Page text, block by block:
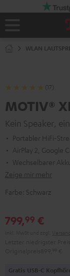
WLAN
(17)
MOTIV®
Kein Speaker,
Portabler HiFi-
AirPlay 2, Google
Wechselbarer
Zeige mir mehr
Farbe: Schwarz
799,99 €
Gratis USB-C